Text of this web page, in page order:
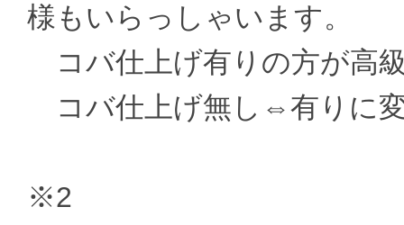
様もいらっしゃいます。
コバ仕上げ有りの方が高
コバ仕上げ無し⇔有りに
※2